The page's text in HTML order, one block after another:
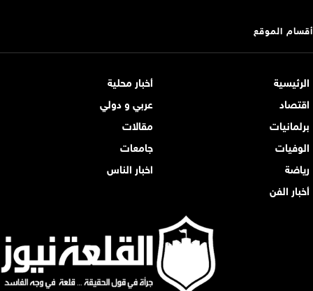
أقسام الموقع
الرئيسية
أخبار محلية
اقتصاد
عربي و دولي
برلمانيات
مقالات
الوفيات
جامعات
رياضة
اخبار الناس
أخبار الفن